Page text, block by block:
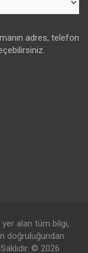
adres, telefon
alan tüm bilgi,
doğruluğundan
© 2026